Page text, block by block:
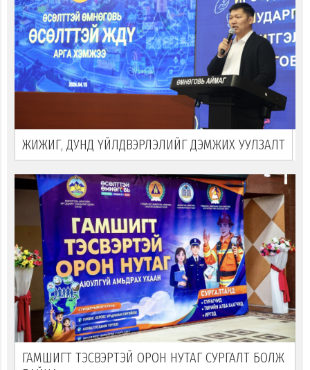
ЖИЖИГ, ДУНД ҮЙЛДВЭРЛЭЛИЙГ ДЭМЖИХ УУЛЗАЛТ
ГАМШИГТ ТЭСВЭРТЭЙ ОРОН НУТАГ СУРГАЛТ БОЛЖ